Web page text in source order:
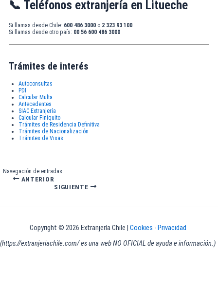
📞 Teléfonos extranjería en Litueche
Si llamas desde Chile: 600 486 3000 o 2 323 93 100
Si llamas desde otro país: 00 56 600 486 3000
Trámites de interés
Autoconsultas
PDI
Calcular Multa
Antecedentes
SIAC Extranjería
Calcular Finiquito
Trámites de Residencia Definitiva
Trámites de Nacionalización
Trámites de Visas
Navegación de entradas
ANTERIOR
SIGUIENTE
Copyright © 2026 Extranjería Chile | Cookies -Privacidad
(https://extranjeriachile.com/ es una web NO OFICIAL de ayuda e información.)